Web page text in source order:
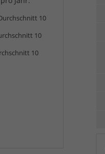
10
10
10